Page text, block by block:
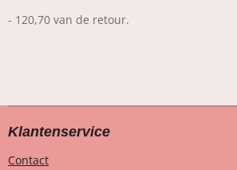
- 120,70 van de retour.
Klantenservice
Contact